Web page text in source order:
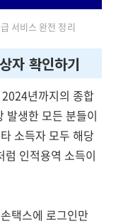
서비스 완전 정리
자 확인하기
년까지의 종합
발생한 모든 분들이
소득자 모두 해당
인적용역 소득이
택스에 로그인만